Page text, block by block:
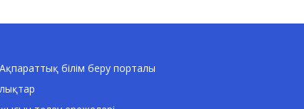
білім беру порталы